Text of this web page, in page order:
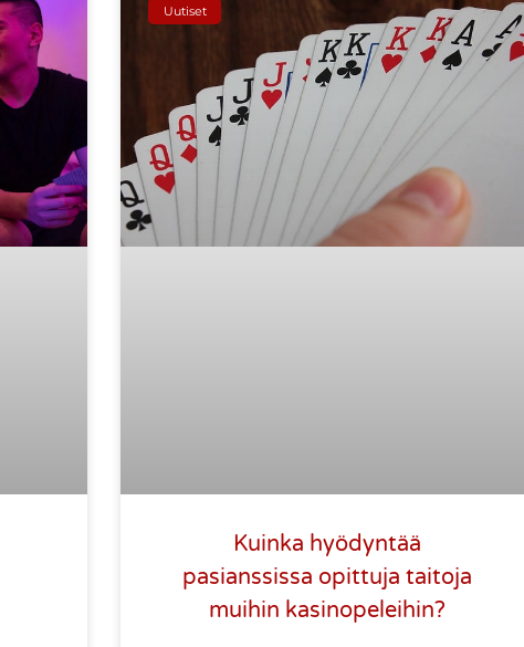
Uutiset
Kuinka hyödyntää
pasianssissa opittuja taitoja
muihin kasinopeleihin?